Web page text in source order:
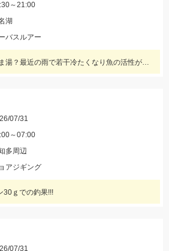
～21:00
湖
バスルアー
前回は水温がぬるま湯？最近の雨で若干冷たくなり魚の活性が上がったのかレクター71fを表層引きでバイト多数。
07/31
～07:00
多周辺
アジギング
30ｇでの釣果!!!
07/31